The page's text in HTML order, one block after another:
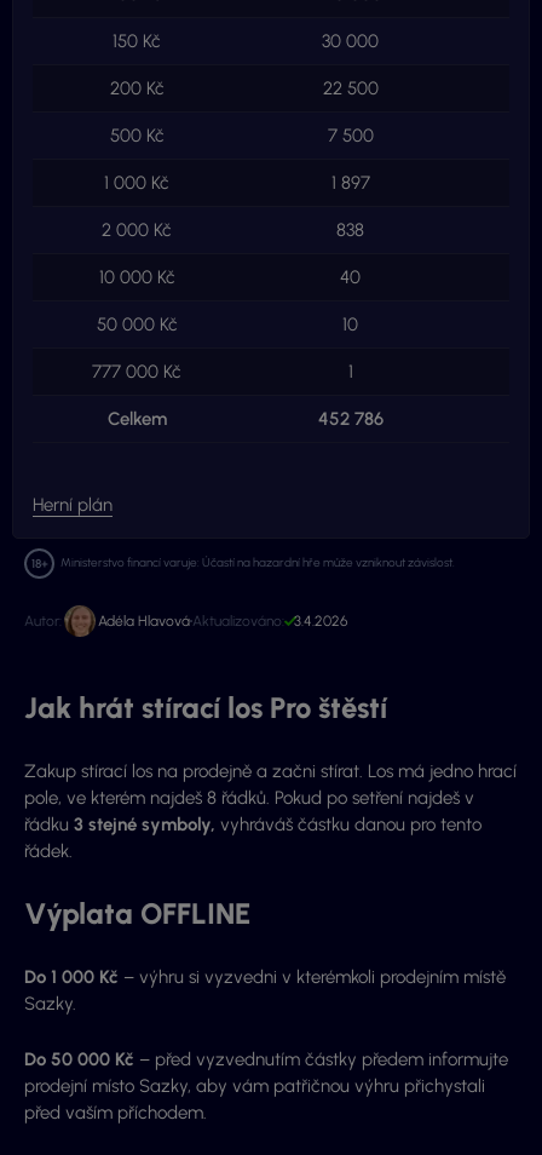
Celkem 452 786
150 Kč 30 000
200 Kč 22 500
500 Kč 7 500
1 000 Kč 1 897
2 000 Kč 838
10 000 Kč 40
50 000 Kč 10
777 000 Kč 1
Herní plán
Ministerstvo financí varuje: Účastí na hazardní hře může vzniknout závislost.
Autor: Adéla Hlavová Aktualizováno: 3.4.2026
Jak hrát stírací los Pro štěstí
Zakup stírací los na prodejně a začni stírat. Los má jedno hrací
pole, ve kterém najdeš 8 řádků. Pokud po setření najdeš v
řádku 3 stejné symboly, vyhráváš částku danou pro tento
řádek.
Výplata OFFLINE
Do 1 000 Kč – výhru si vyzvedni v kterémkoli prodejním místě
Sazky.
Do 50 000 Kč – před vyzvednutím částky předem informujte
prodejní místo Sazky, aby vám patřičnou výhru přichystali
před vaším příchodem.